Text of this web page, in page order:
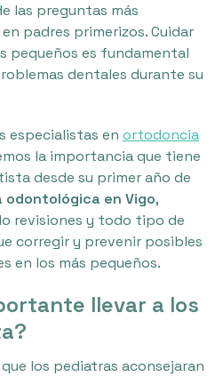
las preguntas más
padres primerizos. Cuidar
pequeños es fundamental
dentales durante su
especialistas en ortodoncia
la importancia que tiene
desde su primer año de
odontológica en Vigo,
revisiones y todo tipo de
corregir y prevenir posibles
en los más pequeños.
llevar a los
los pediatras aconsejaran